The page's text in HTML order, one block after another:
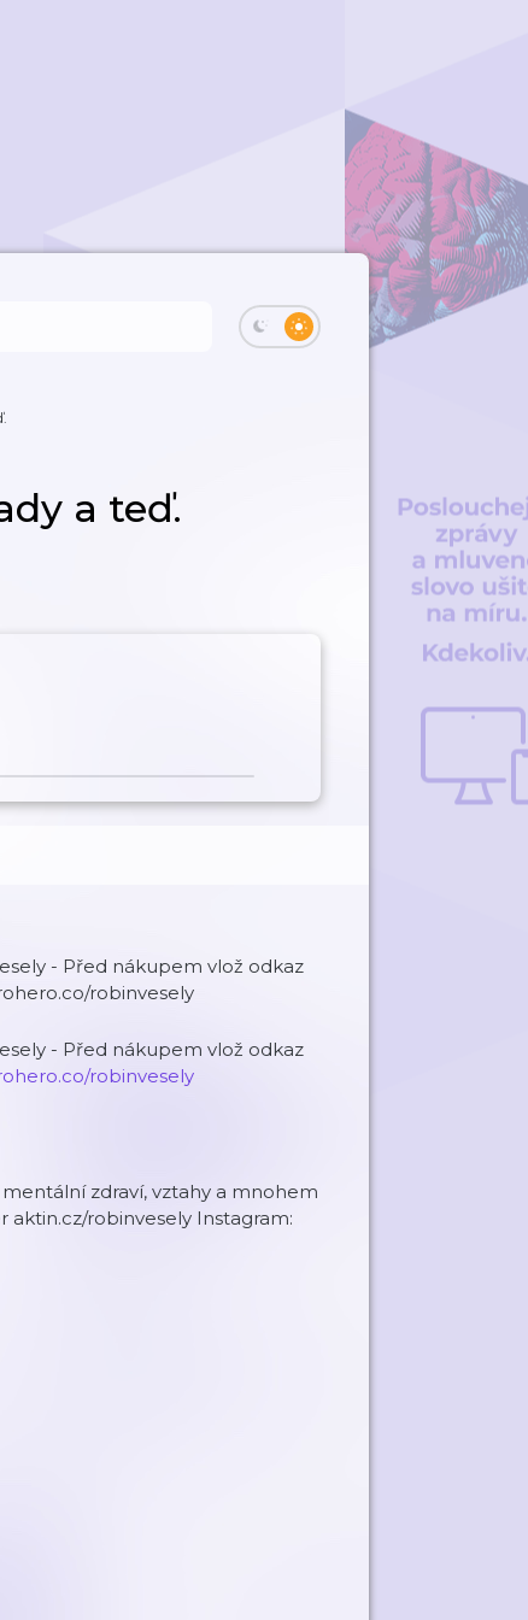
a teď.
- Před nákupem vlož odkaz
robinvesely
- Před nákupem vlož odkaz
robinvesely
zdraví, vztahy a mnohem
aktin.cz/robinvesely Instagram: